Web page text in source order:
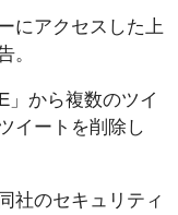
にアクセスした上
。
」から複数のツイ
イートを削除し
社のセキュリティ